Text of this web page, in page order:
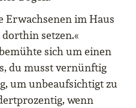
Erwachsenen im Haus
setzen.«
sich um einen
du musst vernünftig
um unbeaufsichtigt zu
wenn